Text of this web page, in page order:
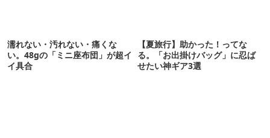
濡れない・汚れない・痛くな
い。48gの「ミニ座布団」が超イ
イ具合
【夏旅行】助かった！ってな
る。「お出掛けバッグ」に忍ば
せたい神ギア3選